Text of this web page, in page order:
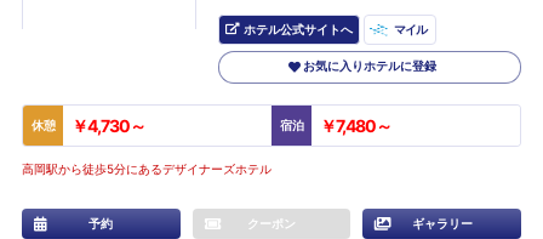
ホテル公式サイトへ マイル
お気に入りホテルに登録
休憩 ￥4,730～ 宿泊 ￥7,480～
高岡駅から徒歩5分にあるデザイナーズホテル
予約 クーポン ギャラリー